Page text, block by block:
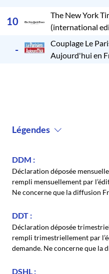
10
The New York
(international
-
Couplage Le
Aujourd'hui en
Légendes
DDM
Déclaration déposée
rempli mensuellement par
Ne concerne que la diffusion
DDT
Déclaration déposée
rempli trimestriellement par
demande. Ne concerne que la
DSHL